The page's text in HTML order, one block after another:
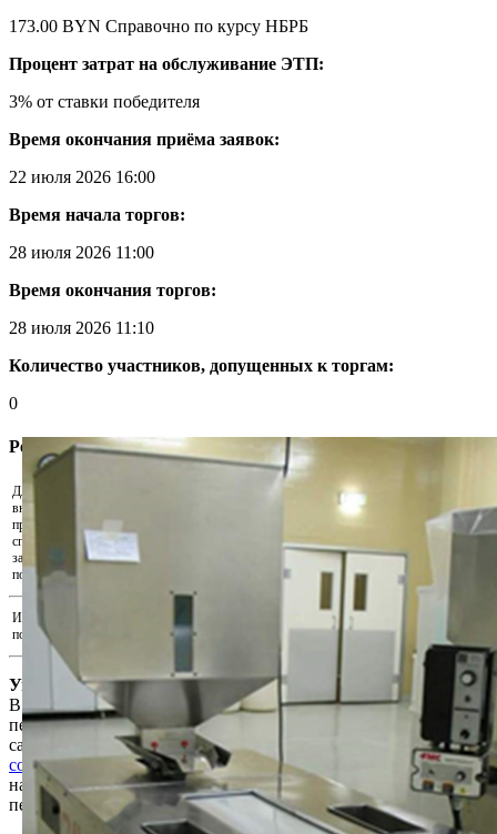
173.00 BYN Справочно по курсу НБРБ
Процент затрат на обслуживание ЭТП:
3% от ставки победителя
Время окончания приёма заявок:
22 июля 2026 16:00
Время начала торгов:
28 июля 2026 11:00
Время окончания торгов:
28 июля 2026 11:10
Количество участников, допущенных к торгам:
0
Регистрация участника
Для участия в аукционе необходимо
внести задаток. Скачайте реквизиты и
произведите оплату удобным для Вас
способом. Для подтверждения внесения
задатка прикрепите документ,
подтверждающий факт оплаты.
Скачать реквизиты на оплату
Прикрепить подтверждения оплаты...
Иные документы, подтверждающие
полномочия на участие в аукционе
Прикрепить иные документы...
Уважаемый пользователь!
В соответствии с Законом Республики Беларусь «О защите
персональных данных» для продолжения работы на интернет-
сайте e-auction.by просим ознакомиться с
Пользовательским
соглашением интернет-сайта e-auction.by
и выразить согласие
на обработку информации о пользователе, в том числе
персональных данных.